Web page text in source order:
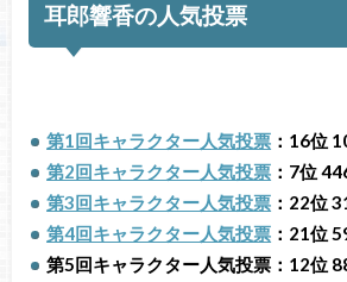
耳郎響香の人気投票
第1回キャラクター人気投票 ：16位
第2回キャラクター人気投票 ：7位
第3回キャラクター人気投票 ：22位
第4回キャラクター人気投票 ：21位
第5回キャラクター人気投票：12位